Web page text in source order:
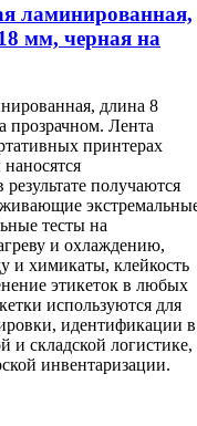
ламинированная,
мм, черная на
длина 8
прозрачном. Лента
принтерах
получаются
тесты на
и охлаждению,
и химикаты, клейкость
этикеток в любых
используются для
идентификации в
и складской логистике,
инвентаризации.